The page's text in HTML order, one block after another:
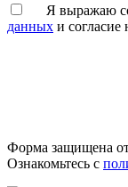
Я выражаю
данных и согласие
Форма защищена от
Ознакомьтесь с